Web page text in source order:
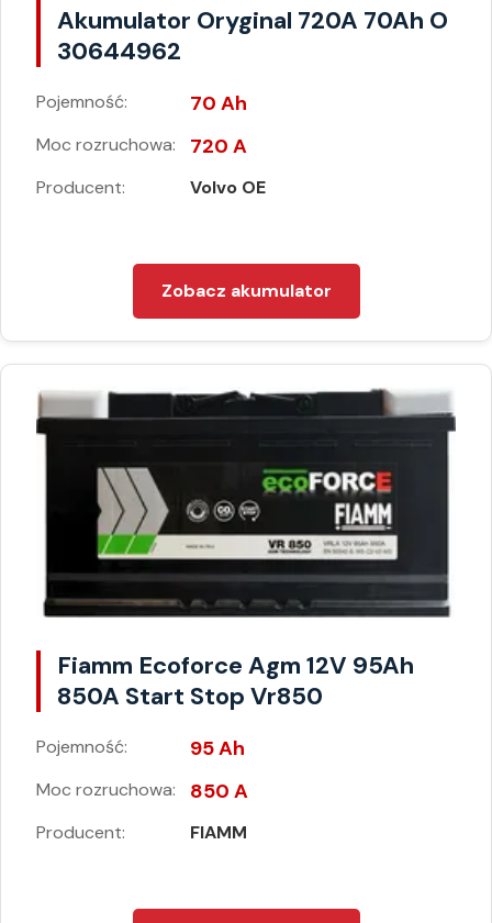
Akumulator Oryginal 720A 70Ah O
30644962
Pojemność: 70 Ah
Moc rozruchowa: 720 A
Producent: Volvo OE
Zobacz akumulator
Fiamm Ecoforce Agm 12V 95Ah
850A Start Stop Vr850
Pojemność: 95 Ah
Moc rozruchowa: 850 A
Producent: FIAMM